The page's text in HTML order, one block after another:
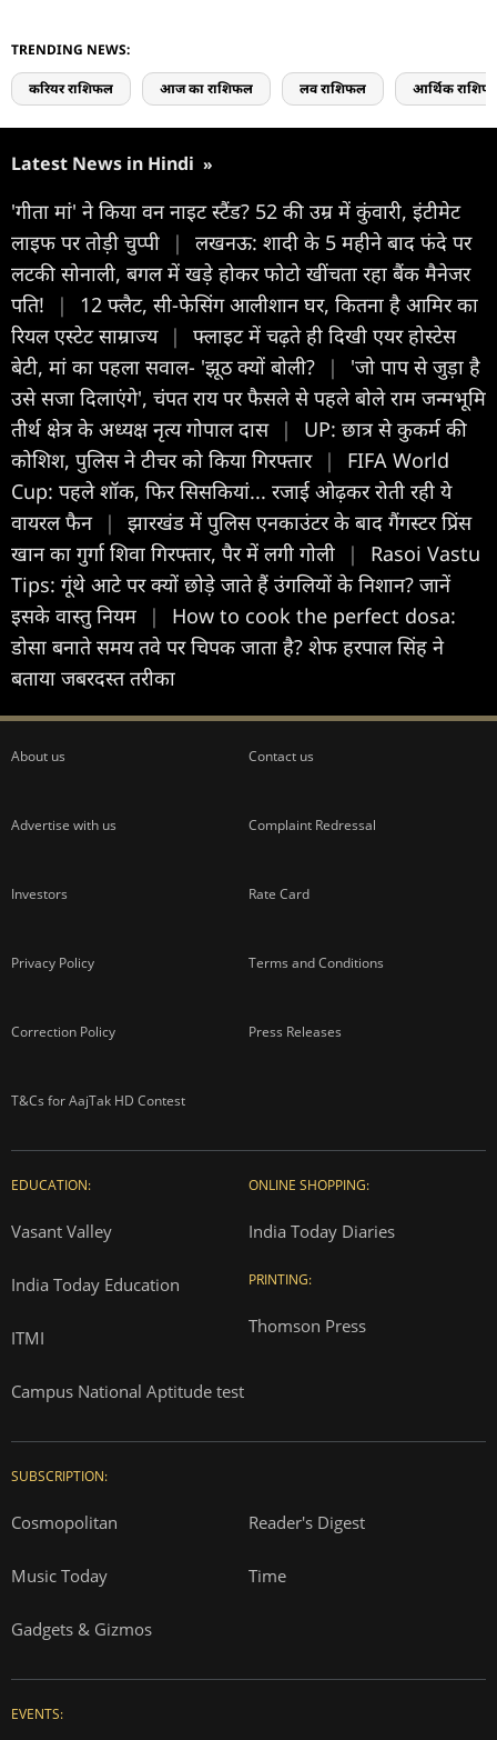
TRENDING NEWS:
करियर राशिफल आज का राशिफल लव राशिफल आर्थिक
Latest News in Hindi »
'गीता मां' ने किया वन नाइट स्टैंड? 52 की उम्र में कुंवारी, इंटीमेट
लाइफ पर तोड़ी चुप्पी
|
लखनऊ: शादी के 5 महीने बाद फंदे पर
लटकी सोनाली, बगल में खड़े होकर फोटो खींचता रहा बैंक मैनेजर
पति!
|
12 फ्लैट, सी-फेसिंग आलीशान घर, कितना है आमिर का
रियल एस्टेट साम्राज्य |
फ्लाइट में चढ़ते ही दिखी एयर होस्टेस
बेटी, मां का पहला सवाल- 'झूठ क्यों बोली?
|
'जो पाप से जुड़ा है
उसे सजा दिलाएंगे', चंपत राय पर फैसले से पहले बोले राम जन्मभूमि
तीर्थ क्षेत्र के अध्यक्ष नृत्य गोपाल दास |
UP: छात्र से कुकर्म की
कोशिश, पुलिस ने टीचर को किया गिरफ्तार |
FIFA World
Cup: पहले शॉक, फिर सिसकियां... रजाई ओढ़कर रोती रही ये
वायरल फैन |
झारखंड में पुलिस एनकाउंटर के बाद गैंगस्टर प्रिंस
खान का गुर्गा शिवा गिरफ्तार, पैर में लगी गोली
|
Rasoi Vastu
Tips: गूंथे आटे पर क्यों छोड़े जाते हैं उंगलियों के निशान? जानें
इसके वास्तु नियम
|
How to cook the perfect dosa:
डोसा बनाते समय तवे पर चिपक जाता है? शेफ हरपाल सिंह ने
बताया जबरदस्त तरीका
About us Contact us
Advertise with us Complaint Redressal
Investors Rate Card
Privacy Policy Terms and Conditions
Correction Policy Press Releases
T&Cs for AajTak HD Contest
EDUCATION:
Vasant Valley
India Today Education
ITMI
Campus National Aptitude test
ONLINE SHOPPING:
India Today Diaries
PRINTING:
Thomson Press
SUBSCRIPTION:
Cosmopolitan Reader's Digest
Music Today Time
Gadgets & Gizmos
EVENTS: